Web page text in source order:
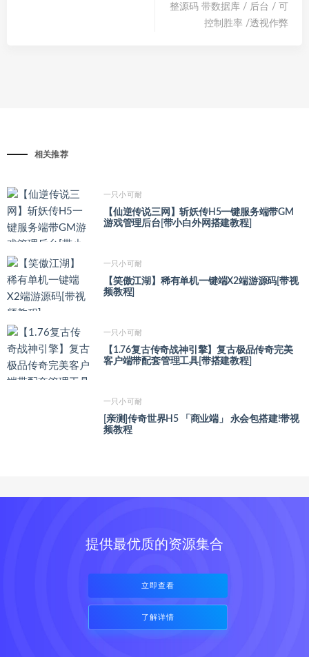
整源码 带数据库 / 后台 / 可
控制胜率 /透视作弊
相关推荐
一只小可耐
【仙逆传说三网】斩妖传H5一键服务端带GM
游戏管理后台[带小白外网搭建教程]
一只小可耐
【笑傲江湖】稀有单机一键端X2端游源码[带视
频教程]
一只小可耐
【1.76复古传奇战神引擎】复古极品传奇完美
客户端带配套管理工具[带搭建教程]
一只小可耐
[亲测]传奇世界H5 「商业端」 永会包搭建!带视
频教程
提供最优质的资源集合
立即查看
了解详情